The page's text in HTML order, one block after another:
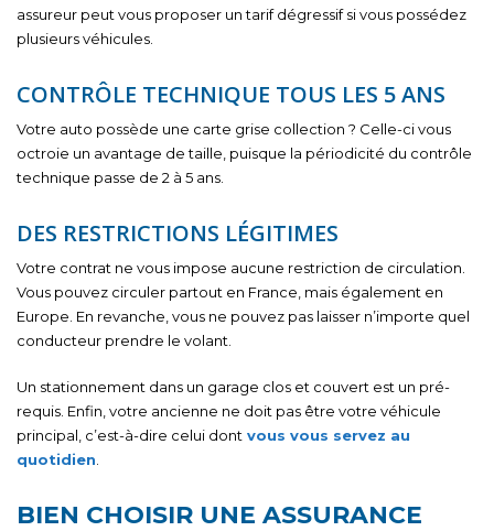
assureur peut vous proposer un tarif dégressif si vous possédez
plusieurs véhicules.
CONTRÔLE TECHNIQUE TOUS LES 5 ANS
Votre auto possède une carte grise collection ? Celle-ci vous
octroie un avantage de taille, puisque la périodicité du contrôle
technique passe de 2 à 5 ans.
DES RESTRICTIONS LÉGITIMES
Votre contrat ne vous impose aucune restriction de circulation.
Vous pouvez circuler partout en France, mais également en
Europe. En revanche, vous ne pouvez pas laisser n’importe quel
conducteur prendre le volant.
Un stationnement dans un garage clos et couvert est un pré-
requis. Enfin, votre ancienne ne doit pas être votre véhicule
principal, c’est-à-dire celui dont vous vous servez au
quotidien
BIEN CHOISIR UNE ASSURANCE